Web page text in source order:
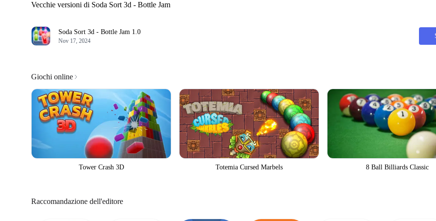
Vecchie versioni di Soda Sort 3d - Bottle Jam
Soda Sort 3d - Bottle Jam 1.0
Nov 17, 2024
Giochi online
Tower Crash 3D Totemia Cursed Marbels 8 Ball Billiards Classic
Raccomandazione dell'editore